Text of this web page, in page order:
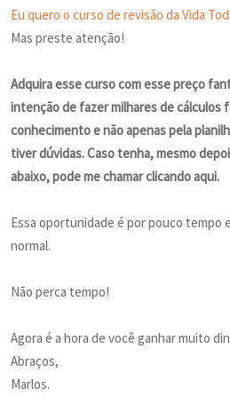
Eu quero o curso de revisão da Vida
Mas preste atenção!
Adquira esse curso com esse preço
intenção de fazer milhares de cálculos
conhecimento e não apenas pela
tiver dúvidas. Caso tenha, mesmo
abaixo, pode me chamar clicando aqui.
Essa oportunidade é por pouco tempo
normal.
Não perca tempo!
Agora é a hora de você ganhar muito
Abraços,
Marlos.